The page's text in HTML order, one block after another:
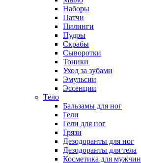
Наборы
Патчи
Пилинги
Пудры
Скрабы
Сыворотки
Тоники
Уход за зубами
Эмульсии
Эссенции
Тело
Бальзамы для ног
Гели
Гели для ног
Грязи
Дезодоранты для ног
Дезодоранты для тела
Косметика для мужчин